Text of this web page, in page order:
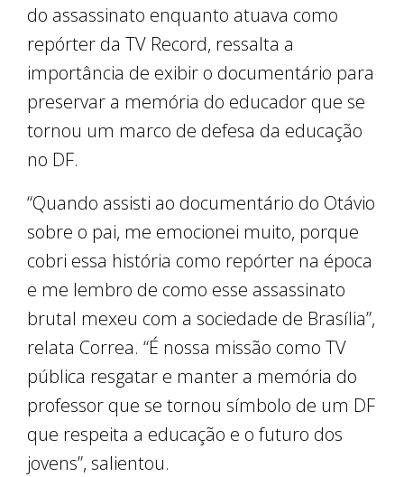
do assassinato enquanto atuava como
repórter da TV Record, ressalta a
importância de exibir o documentário para
preservar a memória do educador que se
tornou um marco de defesa da educação
no DF.
“Quando assisti ao documentário do Otávio
sobre o pai, me emocionei muito, porque
cobri essa história como repórter na época
e me lembro de como esse assassinato
brutal mexeu com a sociedade de Brasília”,
relata Correa. “É nossa missão como TV
pública resgatar e manter a memória do
professor que se tornou símbolo de um DF
que respeita a educação e o futuro dos
jovens”, salientou.